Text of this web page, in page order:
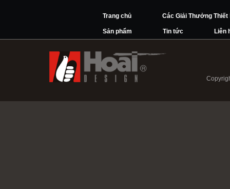
Trang chủ Các Giải Thưởng Thiết
Sản phẩm Tin tức Liên